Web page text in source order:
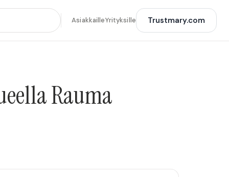
AsiakkailleYrityksille Trustmary.com
Rauma